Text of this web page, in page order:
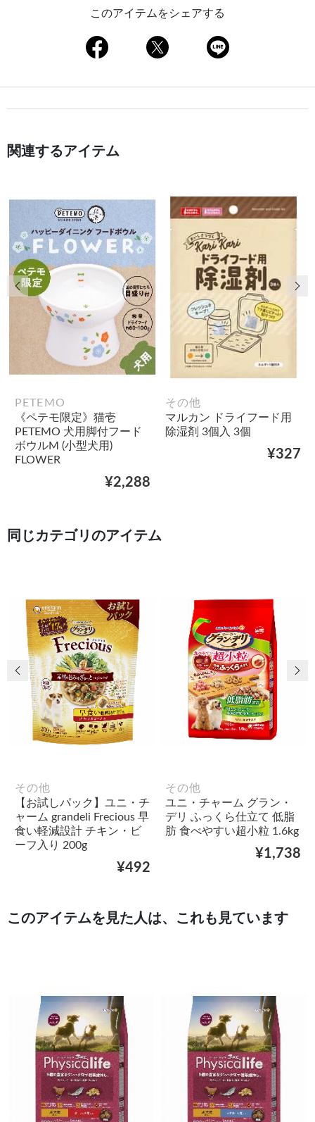
このアイテムをシェアする
関連するアイテム
PETEMO
《ペテモ限定》猫壱
PETEMO 犬用脚付フード
ボウルM (小型犬用)
FLOWER
¥2,288
その他
マルカン ドライフード用
除湿剤 3個入 3個
¥327
前の画像 次
同じカテゴリのアイテム
その他
【お試しパック】ユニ・チ
ャーム grandeli Frecious 早
食い軽減設計 チキン・ビ
ーフ入り 200g
¥492
その他
ユニ・チャーム グラン・
デリ ふっくら仕立て 低脂
肪 食べやすい超小粒 1.6kg
¥1,738
前の画像 次
このアイテムを見た人は、これも見ています